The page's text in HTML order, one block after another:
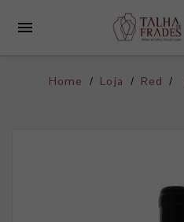

Home Loja Red